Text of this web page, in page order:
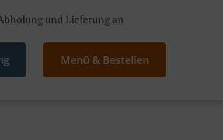
und Lieferung an
Menü & Bestellen